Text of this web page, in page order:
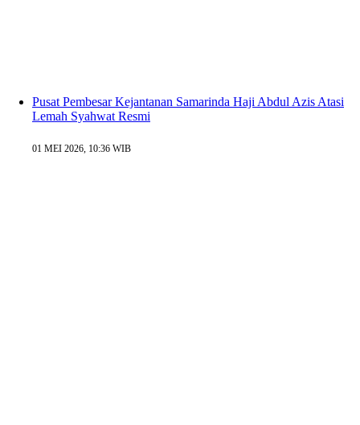
Pusat Pembesar Kejantanan Samarinda Haji Abdul Azis Atasi
Lemah Syahwat Resmi
01 MEI 2026, 10:36 WIB